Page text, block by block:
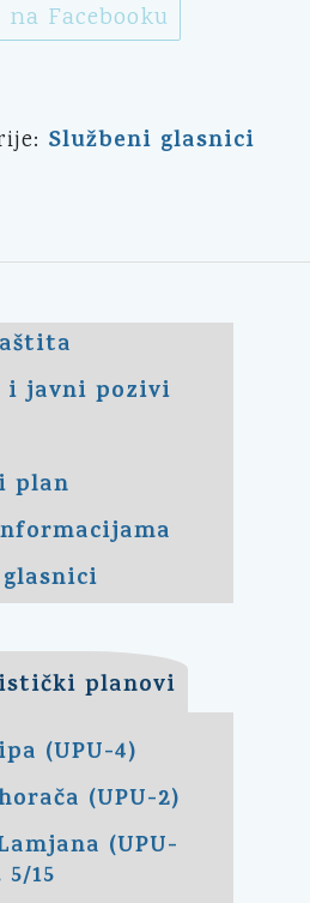
Facebooku
Službeni glasnici
i javni pozivi
plan
planovi
(UPU-4)
(UPU-2)
(UPU-
15